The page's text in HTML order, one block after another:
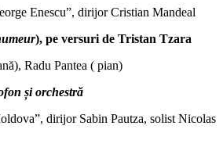
Enescu”, dirijor Cristian Mandeal
), pe versuri de Tristan Tzara
Radu Pantea ( pian)
și orchestră
dirijor Sabin Pautza, solist Nicolas